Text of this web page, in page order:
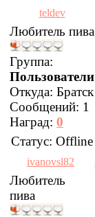
teldev
Любитель пива
Группа:
Пользователи
Откуда: Братск
Сообщений: 1
Наград: 0
Статус: Offline
ivanovsl82
Любитель
пива